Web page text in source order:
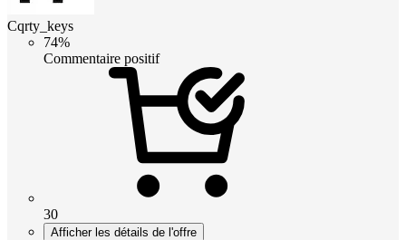
Cqrty_keys
74%
Commentaire positif
30
Afficher les détails de l'offre